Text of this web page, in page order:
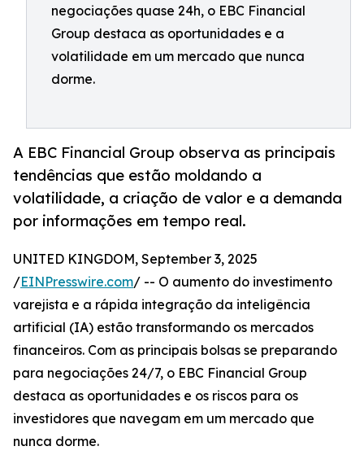
negociações quase 24h, o EBC Financial
Group destaca as oportunidades e a
volatilidade em um mercado que nunca
dorme.
A EBC Financial Group observa as principais
tendências que estão moldando a
volatilidade, a criação de valor e a demanda
por informações em tempo real.
UNITED KINGDOM, September 3, 2025
/EINPresswire.com/ -- O aumento do investimento
varejista e a rápida integração da inteligência
artificial (IA) estão transformando os mercados
financeiros. Com as principais bolsas se preparando
para negociações 24/7, o EBC Financial Group
destaca as oportunidades e os riscos para os
investidores que navegam em um mercado que
nunca dorme.